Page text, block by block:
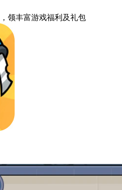
，领丰富游戏福利 及礼包